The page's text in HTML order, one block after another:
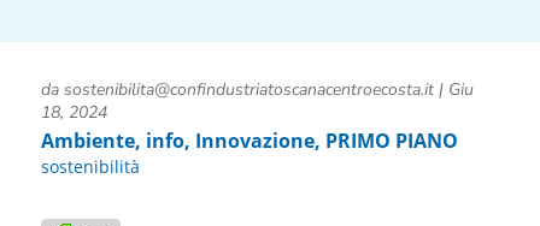
da sostenibilita@confindustriatoscanacentroecosta.it| Giu
18, 2024
Ambiente, info, Innovazione, PRIMO PIANO
sostenibilità